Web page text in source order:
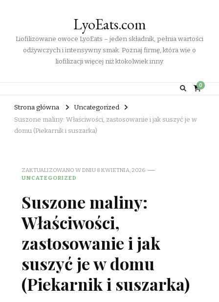
LyoEats.com
Liofilizowane owoce LyoEats – jeden składnik, pełnia wartości
odżywczych i intensywny smak. Poznaj firmę, która wie o
liofilizacji więcej niż ktokolwiek inny.
0
Strona główna
Uncategorized
Suszone maliny: Właściwości, zastosowanie i jak suszyć je w
domu (Piekarnik i suszarka)
ZAKTUALIZOWANO W DNIU 8 KWIETNIA, 2026
UNCATEGORIZED
Suszone maliny:
Właściwości,
zastosowanie i jak
suszyć je w domu
(Piekarnik i suszarka)